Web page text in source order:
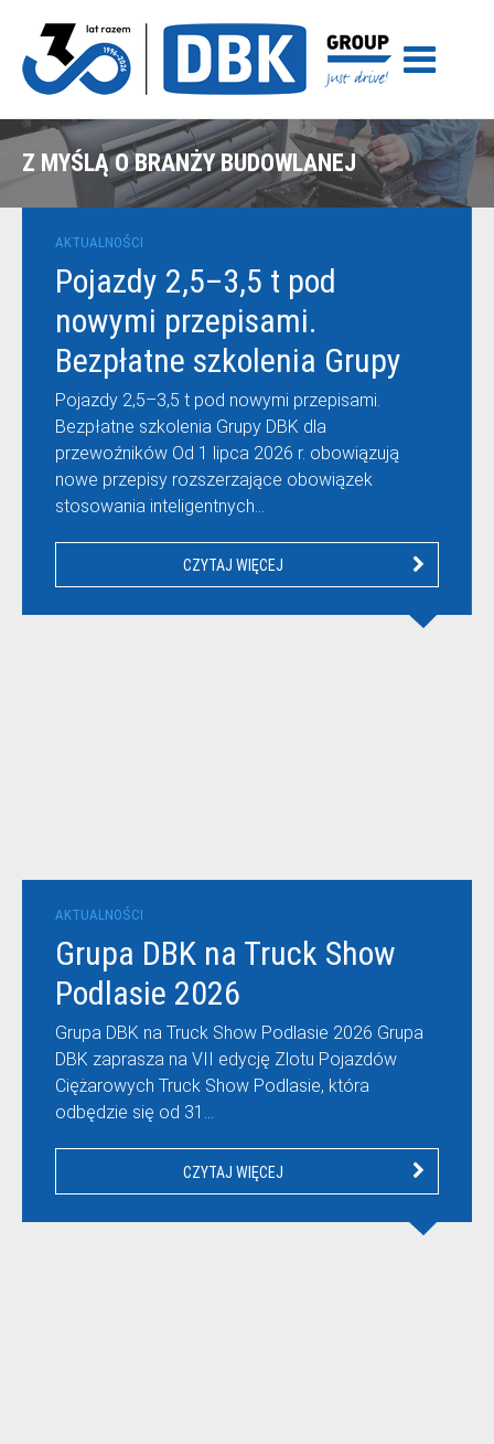
Z MYŚLĄ O BRANŻY BUDOWLANEJ
AKTUALNOŚCI
Pojazdy 2,5–3,5 t pod
nowymi przepisami.
Bezpłatne szkolenia Grupy
DBK dla przewoźników
Pojazdy 2,5–3,5 t pod nowymi przepisami.
Bezpłatne szkolenia Grupy DBK dla
przewoźników Od 1 lipca 2026 r. obowiązują
nowe przepisy rozszerzające obowiązek
stosowania inteligentnych…
CZYTAJ WIĘCEJ
AKTUALNOŚCI
Grupa DBK na Truck Show
Podlasie 2026
Grupa DBK na Truck Show Podlasie 2026 Grupa
DBK zaprasza na VII edycję Zlotu Pojazdów
Ciężarowych Truck Show Podlasie, która
odbędzie się od 31…
CZYTAJ WIĘCEJ